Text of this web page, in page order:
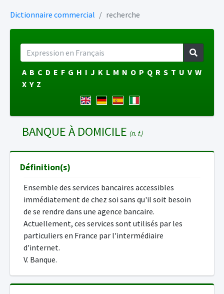
Dictionnaire commercial recherche
A B C D E F G H I J K L M N O P Q R S T U V W
X Y Z
BANQUE À DOMICILE (n. f.)
Définition(s)
Ensemble des services bancaires accessibles
immédiatement de chez soi sans qu'il soit besoin
de se rendre dans une agence bancaire.
Actuellement, ces services sont utilisés par les
particuliers en France par l'intermédiaire
d'internet.
V. Banque.